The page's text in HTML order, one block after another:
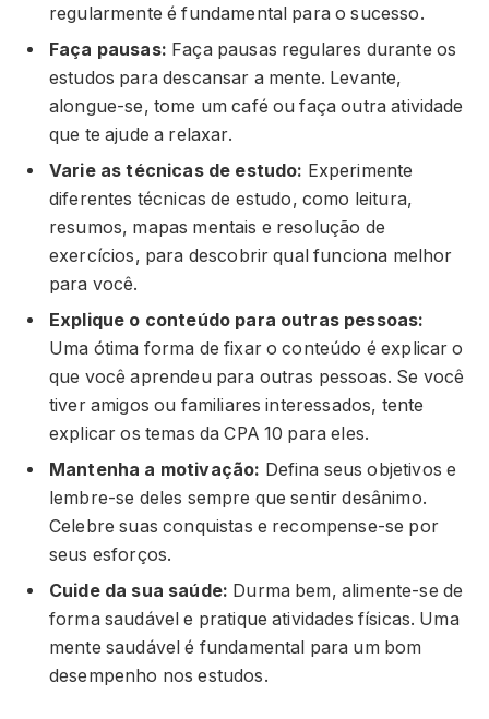
regularmente é fundamental para o sucesso.
Faça pausas: Faça pausas regulares durante os
estudos para descansar a mente. Levante,
alongue-se, tome um café ou faça outra atividade
que te ajude a relaxar.
Varie as técnicas de estudo: Experimente
diferentes técnicas de estudo, como leitura,
resumos, mapas mentais e resolução de
exercícios, para descobrir qual funciona melhor
para você.
Explique o conteúdo para outras pessoas:
Uma ótima forma de fixar o conteúdo é explicar o
que você aprendeu para outras pessoas. Se você
tiver amigos ou familiares interessados, tente
explicar os temas da CPA 10 para eles.
Mantenha a motivação: Defina seus objetivos e
lembre-se deles sempre que sentir desânimo.
Celebre suas conquistas e recompense-se por
seus esforços.
Cuide da sua saúde: Durma bem, alimente-se de
forma saudável e pratique atividades físicas. Uma
mente saudável é fundamental para um bom
desempenho nos estudos.